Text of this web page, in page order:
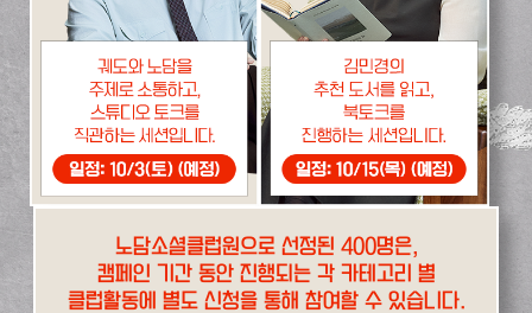
노담소셜클럽원으로 선정된 400명은,
캠페인 기간 동안 진행되는 각 카테고리 별
클럽활동에 별도 신청을 통해 참여할 수 있습니다.